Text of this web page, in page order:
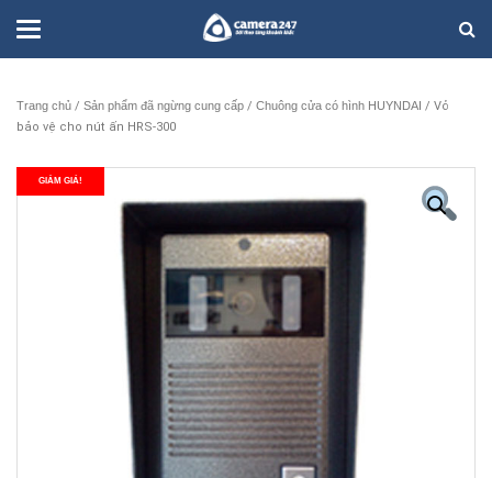
Trang chủ / Sản phẩm đã ngừng cung cấp / Chuông cửa có hình HUYNDAI / Vỏ
bảo vệ cho nút ấn HRS-300
GIẢM GIÁ!